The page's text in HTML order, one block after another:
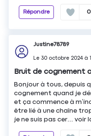
Répondre 0
Justine78789
Le 30 octobre 2024à
Bruit de cognement
Bonjour à tous, depuis
cognement quand je
et ça commence à
être lié à une chaîne
je ne suis pas cer...voir